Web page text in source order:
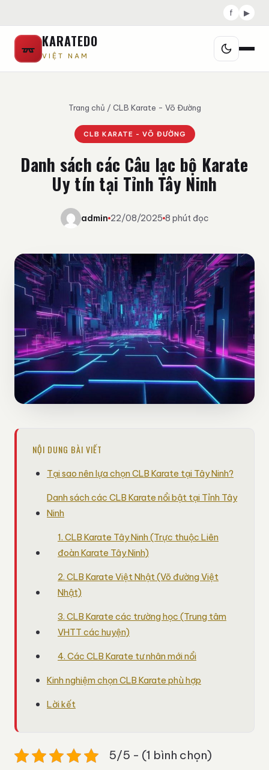
f ▶
KARATEDO
VIỆT NAM
Trang chủ / CLB Karate - Võ Đường
CLB KARATE - VÕ ĐƯỜNG
Danh sách các Câu lạc bộ Karate
Uy tín tại Tỉnh Tây Ninh
admin 22/08/2025 8 phút đọc
NỘI DUNG BÀI VIẾT
Tại sao nên lựa chọn CLB Karate tại Tây Ninh?
Danh sách các CLB Karate nổi bật tại Tỉnh Tây
Ninh
1. CLB Karate Tây Ninh (Trực thuộc Liên
đoàn Karate Tây Ninh)
2. CLB Karate Việt Nhật (Võ đường Việt
Nhật)
3. CLB Karate các trường học (Trung tâm
VHTT các huyện)
4. Các CLB Karate tư nhân mới nổi
Kinh nghiệm chọn CLB Karate phù hợp
Lời kết
5/5 - (1 bình chọn)